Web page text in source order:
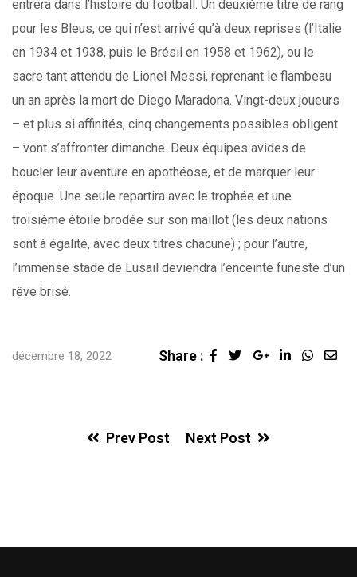
entrera dans l’histoire du football. Un deuxième titre de rang
pour les Bleus, ce qui n’est arrivé qu’à deux reprises (l’Italie
en 1934 et 1938, puis le Brésil en 1958 et 1962), ou le
sacre tant attendu de Lionel Messi, reprenant le flambeau
un an après la mort de Diego Maradona. Vingt-deux joueurs
– et plus si affinités, cinq changements possibles obligent
– vont s’affronter dimanche. Deux équipes avides de
boucler leur aventure en apothéose, et de marquer leur
époque. Une seule repartira avec le trophée et une
troisième étoile brodée sur son maillot (les deux nations
sont à égalité, avec deux titres chacune) ; pour l’autre,
l’immense stade de Lusail deviendra l’enceinte funeste d’un
rêve brisé.
décembre 18, 2022 Share : Google+LinkedIn
Prev Post Next Post